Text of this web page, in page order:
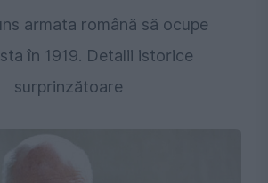
armata română să ocupe
în 1919. Detalii istorice
surprinzătoare